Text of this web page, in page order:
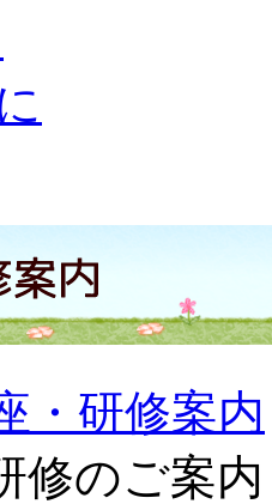
・研修案内
修のご案内